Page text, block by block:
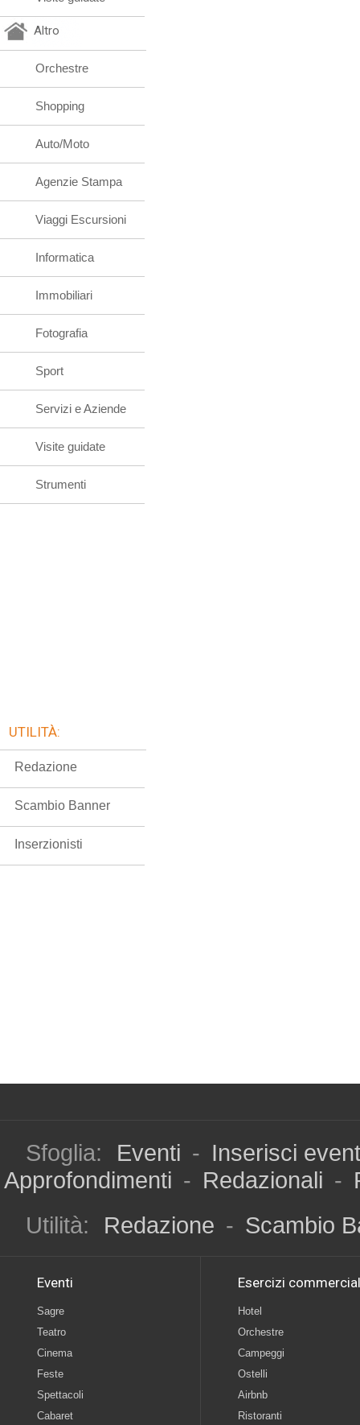
Altro
Orchestre
Shopping
Auto/Moto
Agenzie Stampa
Viaggi Escursioni
Informatica
Immobiliari
Fotografia
Sport
Servizi e Aziende
Visite guidate
Strumenti
UTILITÀ:
Redazione
Scambio Banner
Inserzionisti
Sfoglia: Eventi - Inserisci
Approfondimenti - Redazionali -
Utilità:
Redazione - Scambio
Eventi
Sagre
Teatro
Cinema
Feste
Spettacoli
Cabaret
Esercizi
Hotel
Orchestre
Campeggi
Ostelli
Airbnb
Ristoranti